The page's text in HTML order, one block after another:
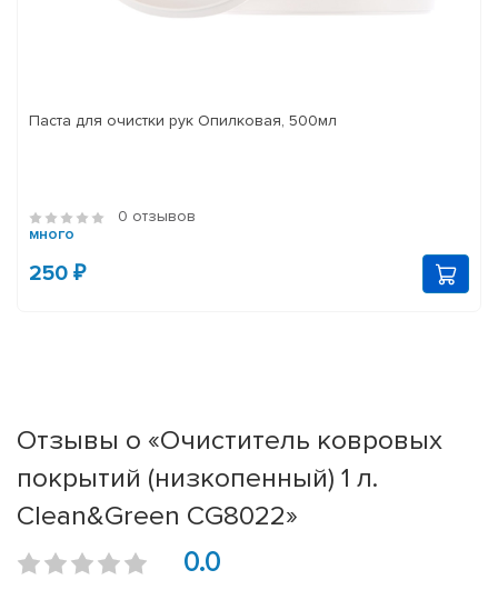
Паста для очистки рук Опилковая, 500мл
0 отзывов
много
250 ₽
Отзывы о «Очиститель ковровых
покрытий (низкопенный) 1 л.
Clean&Green CG8022»
0.0